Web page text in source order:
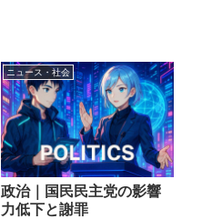
ニュース・社会
政治｜国民民主党の影響
力低下と謝罪